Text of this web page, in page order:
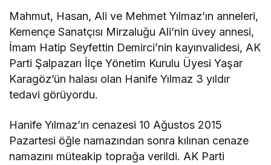
Mahmut, Hasan, Ali ve Mehmet Yılmaz’ın anneleri,
Kemençe Sanatçısı Mirzaluğu Ali’nin üvey annesi,
İmam Hatip Seyfettin Demirci’nin kayınvalidesi, AK
Parti Şalpazarı İlçe Yönetim Kurulu Üyesi Yaşar
Karagöz’ün halası olan Hanife Yılmaz 3 yıldır
tedavi görüyordu.
Hanife Yılmaz’ın cenazesi 10 Ağustos 2015
Pazartesi öğle namazından sonra kılınan cenaze
namazını müteakip toprağa verildi. AK Parti